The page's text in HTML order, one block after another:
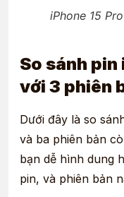
iPhone 15
So sánh pin
với 3 phiên
Dưới đây là so
và ba phiên bản
bạn dễ hình dung
pin, và phiên bản